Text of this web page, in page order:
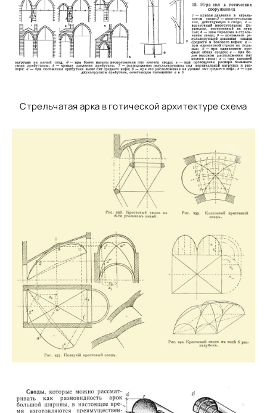
Стрельчатая арка в готической архитектуре схема